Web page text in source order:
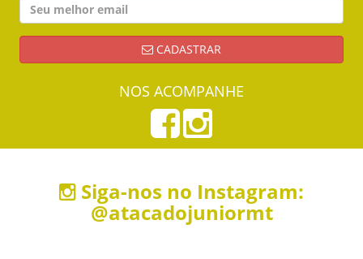
CADASTRAR
NOS ACOMPANHE
Siga-nos no Instagram:
@atacadojuniormt